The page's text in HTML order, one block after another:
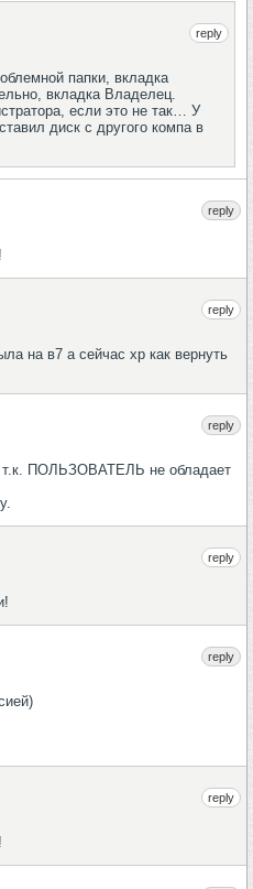
папки, вкладка
вкладка Владелец.
если это не так… У
диск с другого компа в
reply
reply
на в7 а сейчас хр как вернуть
reply
т.к. ПОЛЬЗОВАТЕЛЬ не обладает
reply
reply
reply
reply